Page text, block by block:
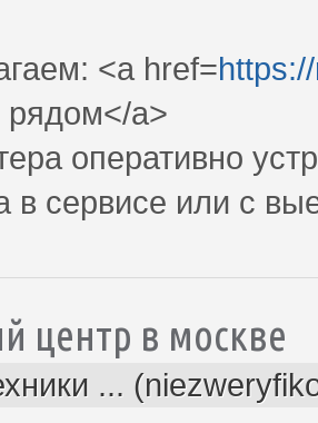
<a href=
рядом</a>
оперативно
в сервисе или с
центр в москве
...